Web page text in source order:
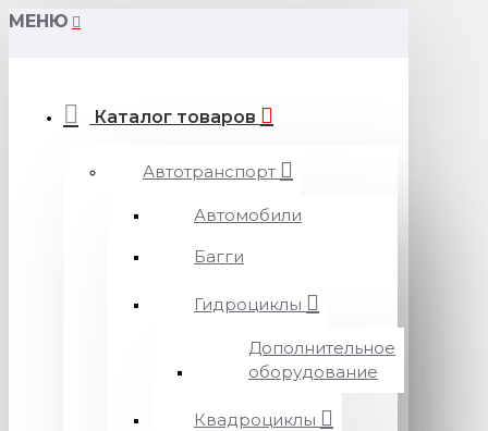
МЕНЮ
Каталог товаров
Автотранспорт
Автомобили
Багги
Гидроциклы
Дополнительное
оборудование
Квадроциклы